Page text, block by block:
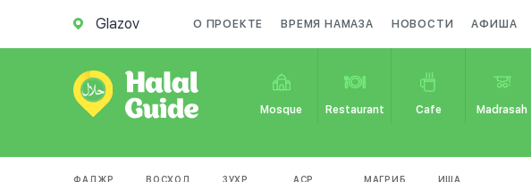
Glazov О ПРОЕКТЕ ВРЕМЯ НАМАЗА НОВОСТИ АФИША
Mosque Restaurant Cafe Madrasah
ФАДЖР ВОСХОД ЗУХР АСР МАГРИБ ИША